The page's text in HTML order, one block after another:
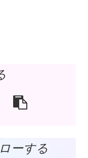
ーする